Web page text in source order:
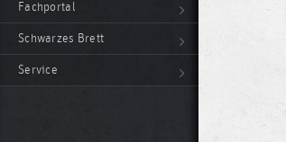
Fachportal
Schwarzes Brett
Service